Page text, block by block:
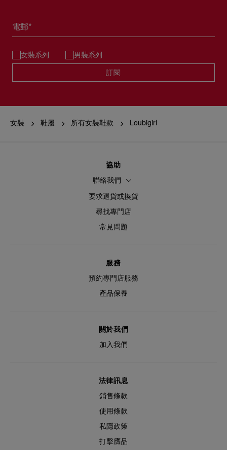
電郵*
女裝系列 男裝系列
訂閱
女裝 鞋履 所有女裝鞋款 Loubigirl
協助
聯絡我們
要求退貨或換貨
尋找專門店
常見問題
服務
預約專門店服務
產品保養
關於我們
加入我們
法律訊息
銷售條款
使用條款
私隱政策
打擊膺品